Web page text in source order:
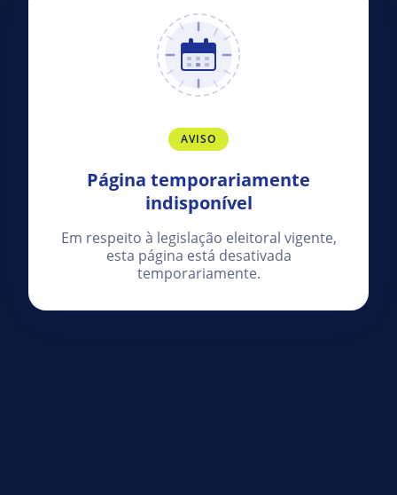
AVISO
Página temporariamente
indisponível
Em respeito à legislação eleitoral vigente,
esta página está desativada
temporariamente.